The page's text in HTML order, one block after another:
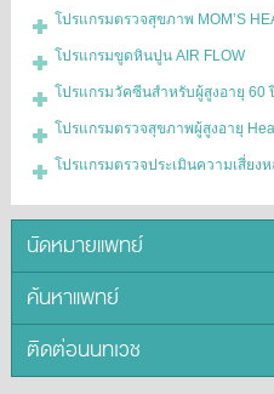
โปรแกรมตรวจสุขภาพ MOM’S
โปรแกรมขูดหินปูน AIR FLOW
โปรแกรมวัคซีนสำหรับผู้สูงอายุ 60
โปรแกรมตรวจสุขภาพผู้สูงอายุ
โปรแกรมตรวจประเมินความเสี่ยง
นัดหมายแพทย์
ค้นหาแพทย์
ติดต่อนนทเวช